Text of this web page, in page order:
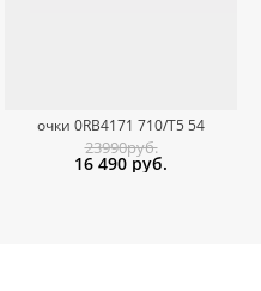
очки 0RB4171 710/T5 54
23990руб.
16 490 руб.